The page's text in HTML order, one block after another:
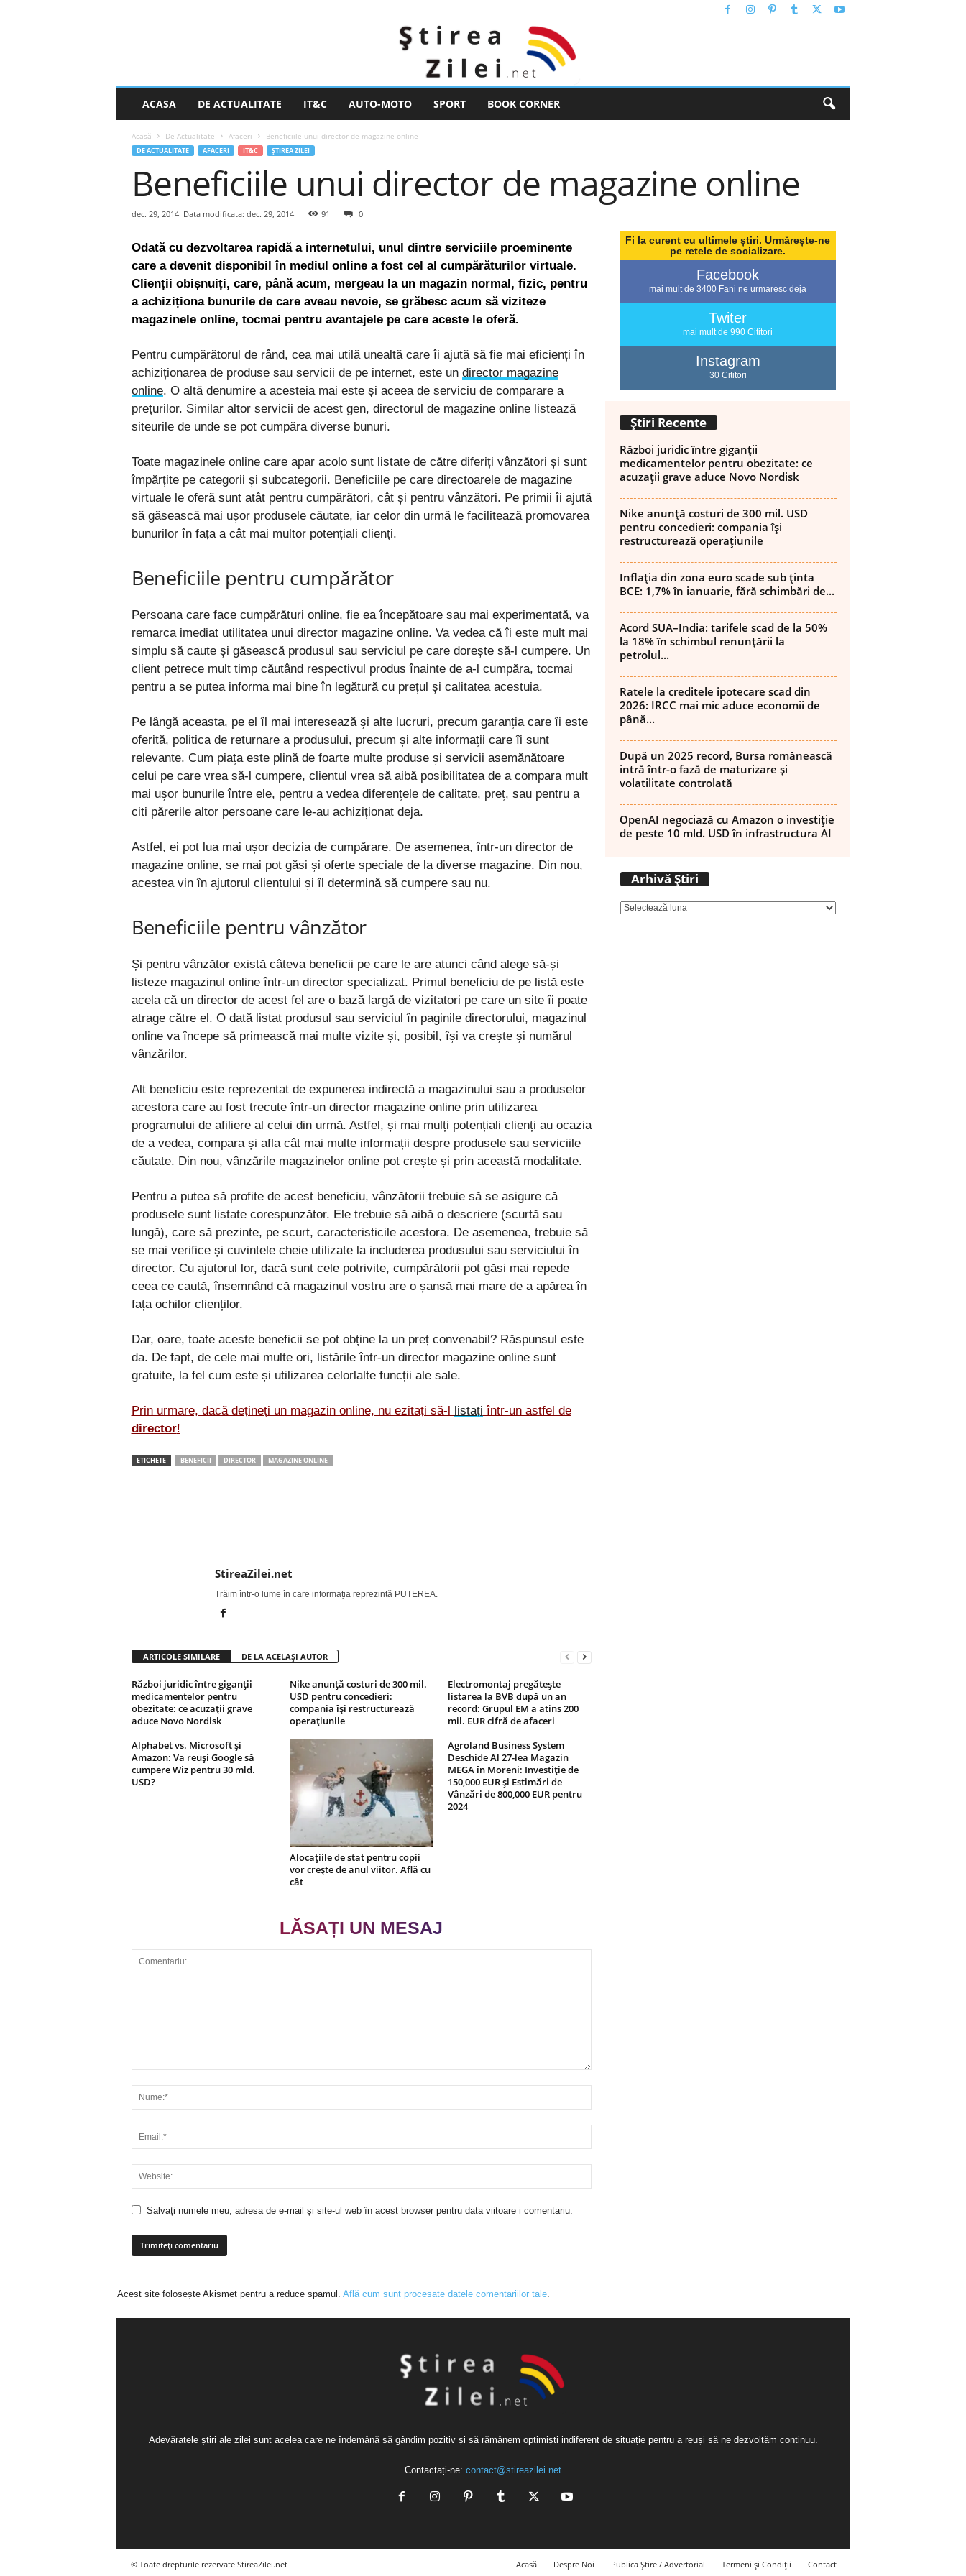
i
ACASA DE ACTUALITATE IT&C AUTO-MOTO SPORT BOOK CORNER
Acasă De Actualitate Afaceri Beneficiile unui director de magazine online
DE ACTUALITATE AFACERI IT&C ȘTIREA ZILEI
Beneficiile unui director de magazine online
dec. 29, 2014 Data modificata: dec. 29, 2014 91 0
Odată cu dezvoltarea rapidă a internetului, unul dintre serviciile proeminente
care a devenit disponibil în mediul online a fost cel al cumpărăturilor virtuale.
Clienții obișnuiți, care, până acum, mergeau la un magazin normal, fizic, pentru
a achiziționa bunurile de care aveau nevoie, se grăbesc acum să viziteze
magazinele online, tocmai pentru avantajele pe care aceste le oferă.
Pentru cumpărătorul de rând, cea mai utilă unealtă care îi ajută să fie mai eficienți în
achiziționarea de produse sau servicii de pe internet, este un director magazine
online. O altă denumire a acesteia mai este și aceea de serviciu de comparare a
prețurilor. Similar altor servicii de acest gen, directorul de magazine online listează
siteurile de unde se pot cumpăra diverse bunuri.
Toate magazinele online care apar acolo sunt listate de către diferiți vânzători și sunt
împărțite pe categorii și subcategorii. Beneficiile pe care directoarele de magazine
virtuale le oferă sunt atât pentru cumpărători, cât și pentru vânzători. Pe primii îi ajută
să găsească mai ușor produsele căutate, iar celor din urmă le facilitează promovarea
bunurilor în fața a cât mai multor potențiali clienți.
Beneficiile pentru cumpărător
Persoana care face cumpărături online, fie ea începătoare sau mai experimentată, va
remarca imediat utilitatea unui director magazine online. Va vedea că îi este mult mai
simplu să caute și găsească produsul sau serviciul pe care dorește să-l cumpere. Un
client petrece mult timp căutând respectivul produs înainte de a-l cumpăra, tocmai
pentru a se putea informa mai bine în legătură cu prețul și calitatea acestuia.
Pe lângă aceasta, pe el îl mai interesează și alte lucruri, precum garanția care îi este
oferită, politica de returnare a produsului, precum și alte informații care îi sunt
relevante. Cum piața este plină de foarte multe produse și servicii asemănătoare
celui pe care vrea să-l cumpere, clientul vrea să aibă posibilitatea de a compara mult
mai ușor bunurile între ele, pentru a vedea diferențele de calitate, preț, sau pentru a
citi părerile altor persoane care le-au achiziționat deja.
Astfel, ei pot lua mai ușor decizia de cumpărare. De asemenea, într-un director de
magazine online, se mai pot găsi și oferte speciale de la diverse magazine. Din nou,
acestea vin în ajutorul clientului și îl determină să cumpere sau nu.
Beneficiile pentru vânzător
Și pentru vânzător există câteva beneficii pe care le are atunci când alege să-și
listeze magazinul online într-un director specializat. Primul beneficiu de pe listă este
acela că un director de acest fel are o bază largă de vizitatori pe care un site îi poate
atrage către el. O dată listat produsul sau serviciul în paginile directorului, magazinul
online va începe să primească mai multe vizite și, posibil, își va crește și numărul
vânzărilor.
Alt beneficiu este reprezentat de expunerea indirectă a magazinului sau a produselor
acestora care au fost trecute într-un director magazine online prin utilizarea
programului de afiliere al celui din urmă. Astfel, și mai mulți potențiali clienți au ocazia
de a vedea, compara și afla cât mai multe informații despre produsele sau serviciile
căutate. Din nou, vânzările magazinelor online pot crește și prin această modalitate.
Pentru a putea să profite de acest beneficiu, vânzătorii trebuie să se asigure că
produsele sunt listate corespunzător. Ele trebuie să aibă o descriere (scurtă sau
lungă), care să prezinte, pe scurt, caracteristicile acestora. De asemenea, trebuie să
se mai verifice și cuvintele cheie utilizate la includerea produsului sau serviciului în
director. Cu ajutorul lor, dacă sunt cele potrivite, cumpărătorii pot găsi mai repede
ceea ce caută, însemnând că magazinul vostru are o șansă mai mare de a apărea în
fața ochilor clienților.
Dar, oare, toate aceste beneficii se pot obține la un preț convenabil? Răspunsul este
da. De fapt, de cele mai multe ori, listările într-un director magazine online sunt
gratuite, la fel cum este și utilizarea celorlalte funcții ale sale.
Prin urmare, dacă dețineți un magazin online, nu ezitați să-l listați într-un astfel de
director!
ETICHETE BENEFICII DIRECTOR MAGAZINE ONLINE
StireaZilei.net
Trăim într-o lume în care informația reprezintă PUTEREA.
ARTICOLE SIMILARE DE LA ACELAȘI AUTOR
Război juridic între giganții
medicamentelor pentru
obezitate: ce acuzații grave
aduce Novo Nordisk
Nike anunță costuri de 300 mil.
USD pentru concedieri:
compania își restructurează
operațiunile
Electromontaj pregătește
listarea la BVB după un an
record: Grupul EM a atins 200
mil. EUR cifră de afaceri
Alphabet vs. Microsoft și
Amazon: Va reuși Google să
cumpere Wiz pentru 30 mld.
USD?
Alocațiile de stat pentru copii
vor crește de anul viitor. Află cu
cât
Agroland Business System
Deschide Al 27-lea Magazin
MEGA în Moreni: Investiție de
150,000 EUR și Estimări de
Vânzări de 800,000 EUR pentru
2024
LĂSAȚI UN MESAJ
Salvați numele meu, adresa de e-mail și site-ul web în acest browser pentru data viitoare i comentariu.
Acest site folosește Akismet pentru a reduce spamul. Află cum sunt procesate datele comentariilor tale.
Fi la curent cu ultimele știri. Urmărește-ne
pe retele de socializare.
Facebook
mai mult de 3400 Fani ne urmaresc deja
Twiter
mai mult de 990 Cititori
Instagram
30 Cititori
Știri Recente
Război juridic între giganții
medicamentelor pentru obezitate: ce
acuzații grave aduce Novo Nordisk
Nike anunță costuri de 300 mil. USD
pentru concedieri: compania își
restructurează operațiunile
Inflația din zona euro scade sub ținta
BCE: 1,7% în ianuarie, fără schimbări de...
Acord SUA–India: tarifele scad de la 50%
la 18% în schimbul renunțării la
petrolul...
Ratele la creditele ipotecare scad din
2026: IRCC mai mic aduce economii de
până...
După un 2025 record, Bursa românească
intră într-o fază de maturizare și
volatilitate controlată
OpenAI negociază cu Amazon o investiție
de peste 10 mld. USD în infrastructura AI
Arhivă Știri
Adevăratele știri ale zilei sunt acelea care ne îndemână să gândim pozitiv și să rămânem optimiști indiferent de situație pentru a reuși să ne dezvoltăm continuu.
Contactați-ne: contact@stireazilei.net
Acasă Despre Noi Publica Știre / Advertorial Termeni și Condiții Contact
© Toate drepturile rezervate StireaZilei.net